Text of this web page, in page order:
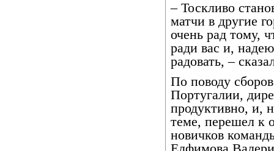
– Тоскливо
матчи в другие
очень рад тому,
ради вас и,
радовать, –
По поводу
Португалии,
продуктивно, и,
теме, перешел к
новичков